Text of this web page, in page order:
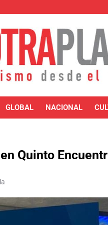
GLOBAL NACIONAL
Quinto